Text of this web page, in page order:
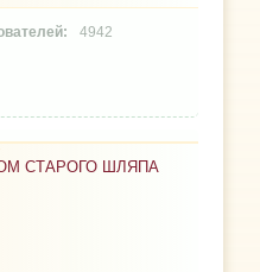
4942
СТАРОГО ШЛЯПА